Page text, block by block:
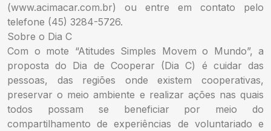
(www.acimacar.com.br) ou entre em contato pelo
telefone (45) 3284-5726.
Sobre o Dia C
Com o mote “Atitudes Simples Movem o Mundo”, a
proposta do Dia de Cooperar (Dia C) é cuidar das
pessoas, das regiões onde existem cooperativas,
preservar o meio ambiente e realizar ações nas quais
todos possam se beneficiar por meio do
compartilhamento de experiências de voluntariado e